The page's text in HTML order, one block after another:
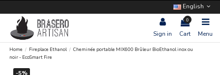
English
Sign in
0
Cart Menu
Home Fireplace Ethanol
Cheminée portable MIX600 Brûleur BioEthanol inox ou
noir - EcoSmart Fire
-5%